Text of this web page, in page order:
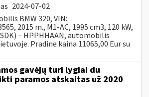
2024-07-02
BMW 320, VIN:
2015 m., M1-AC, 1995 cm3, 120 kW,
– HPPHHAAN, automobilis
Pradinė kaina 11065,00 Eur su
gavėjų turi lygiai du
paramos atskaitas už 2020